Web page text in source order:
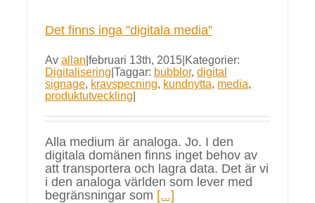
Det finns inga ”digitala media”
Av allan februari 13th, 2015 Kategorier:
Digitalisering Taggar: bubblor, digital
signage, kravspecning, kundnytta, media,
produktutveckling
Alla medium är analoga. Jo. I den
digitala domänen finns inget behov av
att transportera och lagra data. Det är vi
i den analoga världen som lever med
begränsningar som [...]